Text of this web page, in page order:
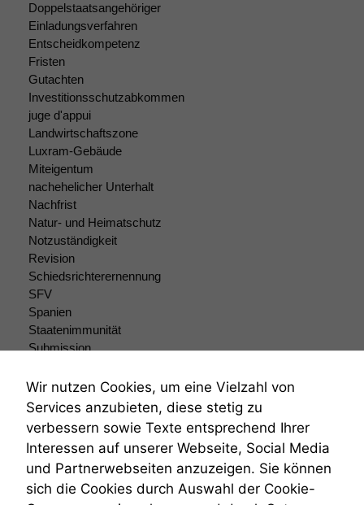
Doppelstaatsangehöriger
Einladungsverfahren
Entscheidkompetenz
Fristen
Gutachten
Investitionsschutzabkommen
juge d'appui
Landwirtschaftszone
Luxram-Gebäude
Miteigentum
nachehelicher Unterhalt
Nachfrist
Natur- und Heimatschutz
Notzuständigkeit
Revision
Schiedsrichterernennung
SFV
Spanien
Staatenimmunität
Submission
Teilungsklage
Venezuela
VRK
Wiederherstellungsanordnung
Zivilprozessordnung
ZPO
Zustellfiktion
Wir nutzen Cookies, um eine Vielzahl von
Services anzubieten, diese stetig zu
verbessern sowie Texte entsprechend Ihrer
Interessen auf unserer Webseite, Social Media
und Partnerwebseiten anzuzeigen. Sie können
sich die Cookies durch Auswahl der Cookie-
Marketing
Wir speichern
anonyme Daten ab,
um interne
marketingtechnische
Auswertungen
durchführen zu